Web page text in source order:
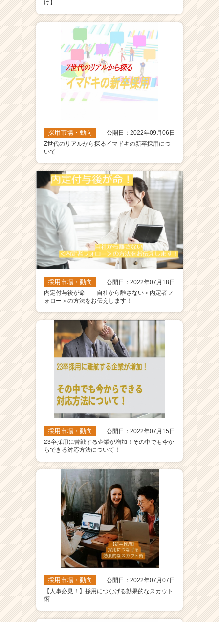
け】
採用市場・動向
公開日：2022年09月06日
Z世代のリアルから探るイマドキの新卒採用につ
いて
採用市場・動向
公開日：2022年07月18日
内定付与後が命！ 自社から離さない＜内定者フ
ォロー＞の方法をお伝えします！
採用市場・動向
公開日：2022年07月15日
23卒採用に苦戦する企業が増加！その中でも今か
らできる対応方法について！
採用市場・動向
公開日：2022年07月07日
【人事必見！】採用につなげる効果的なスカウト
術